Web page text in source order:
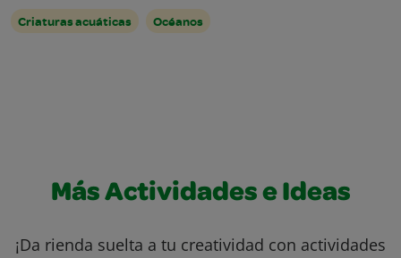
Criaturas acuáticas Océanos
Más Actividades e Ideas
¡Da rienda suelta a tu creatividad con actividades